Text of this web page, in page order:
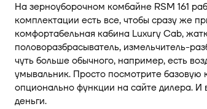
На зерноуборочном комбайне RSM 161
комплектации есть все, чтобы сразу же
комфортабельная кабина Luxury Cab,
половоразбрасыватель, измельчитель-
чуть больше обычного, например, есть
умывальник. Просто посмотрите
опционально функции на сайте дилера. И
деньги.